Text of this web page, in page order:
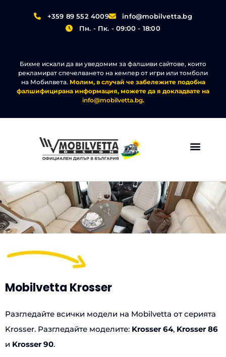
+359 89 552 4009
info@mobilvetta.bg
Пн. - Пк. - 09:00 - 18:00
Бихме искали да ви уведомим за фалшиви сайтове, които
рекламират спечелването на кемпер от игри или томболи
на Мобилвета. Молим, в случай че забележите подобна
фалшифицирана информация, можете да я докладвате на
info@mobilvetta.bg.
Mobilvetta Krosser
Разгледайте всички модели на Mobilvetta от серията
Krosser. Разгледайте моделите: Krosser 64, Krosser 86
и Krosser 90.